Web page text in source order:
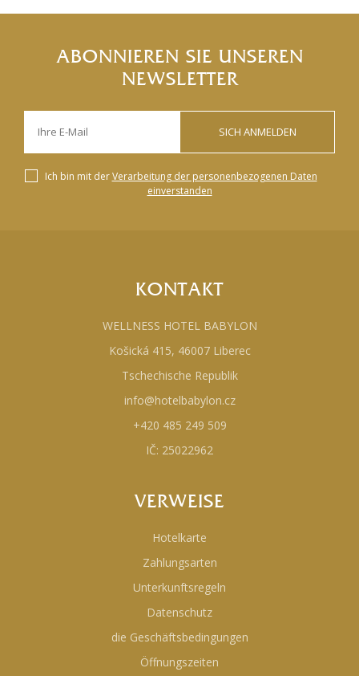
ABONNIEREN SIE UNSEREN
NEWSLETTER
SICH ANMELDEN
Ich bin mit derVerarbeitung der personenbezogenen Daten
einverstanden
KONTAKT
WELLNESS HOTEL BABYLON
Košická 415, 46007 Liberec
Tschechische Republik
info@hotelbabylon.cz
+420 485 249 509
IČ: 25022962
VERWEISE
Hotelkarte
Zahlungsarten
Unterkunftsregeln
Datenschutz
die Geschäftsbedingungen
Öffnungszeiten